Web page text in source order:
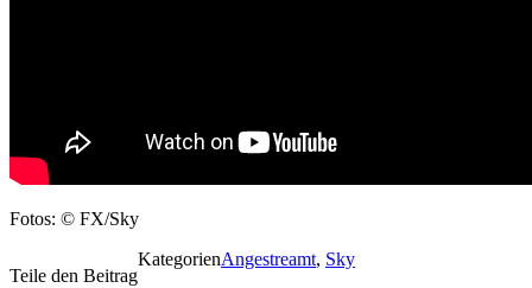
Fotos: © FX/Sky
Teile den Beitrag
KategorienAngestreamt, Sky